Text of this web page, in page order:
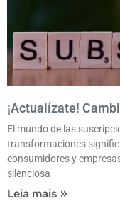
¡Actualízate!
El mundo de las
transformaciones
consumidores y
silenciosa
Leia mais »